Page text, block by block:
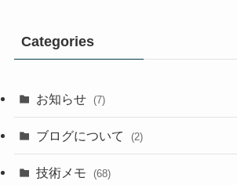
Categories
お知らせ (7)
ブログについて (2)
技術メモ (68)